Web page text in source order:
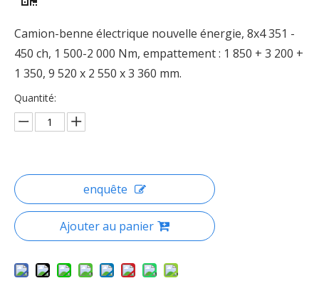
Camion-benne électrique nouvelle énergie, 8x4 351 -
450 ch, 1 500-2 000 Nm, empattement : 1 850 + 3 200 +
1 350, 9 520 x 2 550 x 3 360 mm.
Quantité:
enquête
Ajouter au panier